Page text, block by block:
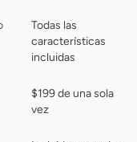
Todas las
características
incluidas
$199 de una sola
vez